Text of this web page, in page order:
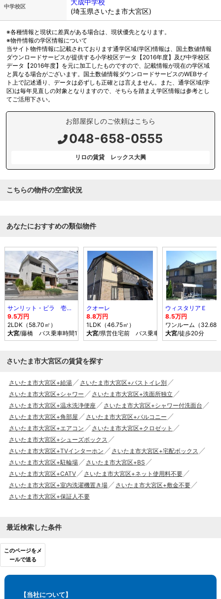
中学校区
大成中学校
(埼玉県さいたま市大宮区)
※各種情報と現状に差異がある場合は、現状優先となります。
※物件情報の学区情報について
当サイト物件情報に記載されております通学区域(学区)情報は、国土数値情報
ダウンロードサービスが提供する小学校区データ【2016年度】及び中学校区
データ【2016年度】を元に加工したものですので、記載情報が現在の学区域
と異なる場合がございます。国土数値情報ダウンロードサービスのWEBサイ
ト上で記述通り、データは必ずしも正確とは言えません。また、通学区域(学
区)は毎年見直しの対象となりますので、そちらを踏まえ学区情報は参考とし
てご活用下さい。
お部屋探しのご依頼はこちら
048-658-0555
リロの賃貸 レックス大興
こちらの物件の空室状況
あなたにおすすめの類似物件
サンリット・ビラ 壱番館
9.5万円
2LDK（58.70㎡）
大宮/藤橋 バス乗車時間17分 停歩4分
クオーレ
8.8万円
1LDK（46.75㎡）
大宮/県営住宅前 バス乗車時間17分 停歩7分
ウィスタリアＥ
8.5万円
ワンルーム（32.68
大宮/徒歩20分
さいたま市大宮区の賃貸を探す
さいたま市大宮区+給湯
さいたま市大宮区+バストイレ別
さいたま市大宮区+シャワー
さいたま市大宮区+洗面所独立
さいたま市大宮区+温水洗浄便座
さいたま市大宮区+シャワー付洗面台
さいたま市大宮区+角部屋
さいたま市大宮区+バルコニー
さいたま市大宮区+エアコン
さいたま市大宮区+クロゼット
さいたま市大宮区+シューズボックス
さいたま市大宮区+TVインターホン
さいたま市大宮区+宅配ボックス
さいたま市大宮区+駐輪場
さいたま市大宮区+BS
さいたま市大宮区+CATV
さいたま市大宮区+ネット使用料不要
さいたま市大宮区+室内洗濯機置き場
さいたま市大宮区+敷金不要
さいたま市大宮区+保証人不要
最近検索した条件
このページをメ
ールで送る
【当社について】